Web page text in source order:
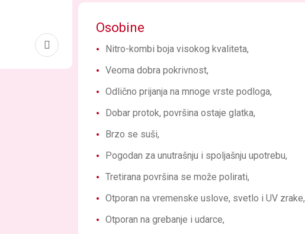
Osobine
Nitro-kombi boja visokog kvaliteta,
Veoma dobra pokrivnost,
Odlično prijanja na mnoge vrste podloga,
Dobar protok, površina ostaje glatka,
Brzo se suši,
Pogodan za unutrašnju i spoljašnju upotrebu,
Tretirana površina se može polirati,
Otporan na vremenske uslove, svetlo i UV zrake,
Otporan na grebanje i udarce,